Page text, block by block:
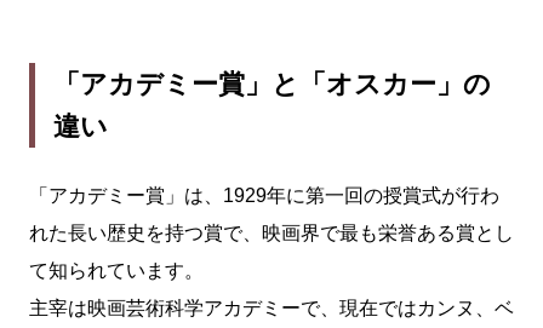
「アカデミー賞」と「オスカー」の
違い
「アカデミー賞」は、1929年に第一回の授賞式が行わ
れた長い歴史を持つ賞で、映画界で最も栄誉ある賞とし
て知られています。
主宰は映画芸術科学アカデミーで、現在ではカンヌ、ベ